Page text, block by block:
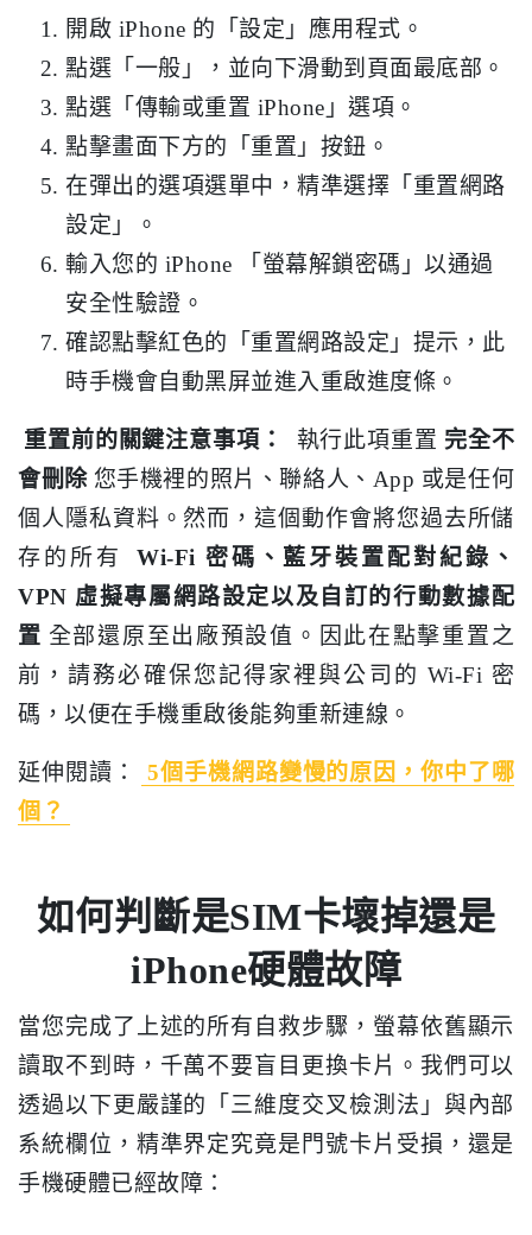
開啟 iPhone 的「設定」應用程式。
點選「一般」，並向下滑動到頁面最底部。
點選「傳輸或重置 iPhone」選項。
點擊畫面下方的「重置」按鈕。
在彈出的選項選單中，精準選擇「重置網路
設定」。
輸入您的 iPhone 「螢幕解鎖密碼」以通過
安全性驗證。
確認點擊紅色的「重置網路設定」提示，此
時手機會自動黑屏並進入重啟進度條。
重置前的關鍵注意事項： 執行此項重置 完全不
會刪除 您手機裡的照片、聯絡人、App 或是任何
個人隱私資料。然而，這個動作會將您過去所儲
存的所有
Wi-Fi 密碼、藍牙裝置配對紀錄、
VPN 虛擬專屬網路設定以及自訂的行動數據配
置 全部還原至出廠預設值。因此在點擊重置之
前，請務必確保您記得家裡與公司的 Wi-Fi 密
碼，以便在手機重啟後能夠重新連線。
延伸閱讀：
5個手機網路變慢的原因，你中了哪
個？
如何判斷是SIM卡壞掉還是
iPhone硬體故障
當您完成了上述的所有自救步驟，螢幕依舊顯示
讀取不到時，千萬不要盲目更換卡片。我們可以
透過以下更嚴謹的「三維度交叉檢測法」與內部
系統欄位，精準界定究竟是門號卡片受損，還是
手機硬體已經故障：